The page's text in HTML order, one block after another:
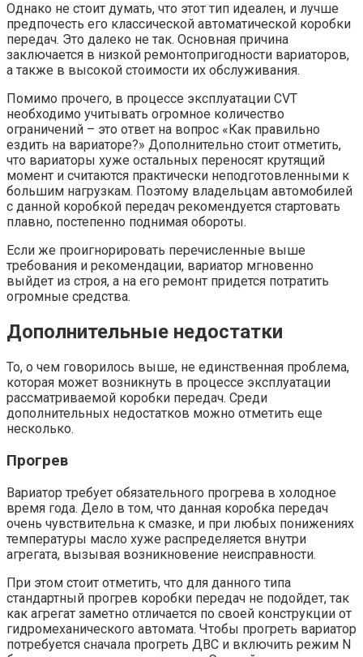
Однако не стоит думать, что этот тип идеален, и лучше
предпочесть его классической автоматической коробки
передач. Это далеко не так. Основная причина
заключается в низкой ремонтопригодности вариаторов,
а также в высокой стоимости их обслуживания.
Помимо прочего, в процессе эксплуатации CVT
необходимо учитывать огромное количество
ограничений – это ответ на вопрос «Как правильно
ездить на вариаторе?» Дополнительно стоит отметить,
что вариаторы хуже остальных переносят крутящий
момент и считаются практически неподготовленными к
большим нагрузкам. Поэтому владельцам автомобилей
с данной коробкой передач рекомендуется стартовать
плавно, постепенно поднимая обороты.
Если же проигнорировать перечисленные выше
требования и рекомендации, вариатор мгновенно
выйдет из строя, а на его ремонт придется потратить
огромные средства.
Дополнительные недостатки
То, о чем говорилось выше, не единственная проблема,
которая может возникнуть в процессе эксплуатации
рассматриваемой коробки передач. Среди
дополнительных недостатков можно отметить еще
несколько.
Прогрев
Вариатор требует обязательного прогрева в холодное
время года. Дело в том, что данная коробка передач
очень чувствительна к смазке, и при любых понижениях
температуры масло хуже распределяется внутри
агрегата, вызывая возникновение неисправности.
При этом стоит отметить, что для данного типа
стандартный прогрев коробки передач не подойдет, так
как агрегат заметно отличается по своей конструкции от
гидромеханического автомата. Чтобы прогреть вариатор
потребуется сначала прогреть ДВС и включить режим N